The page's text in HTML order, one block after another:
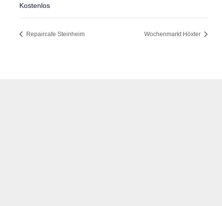
Kostenlos
Repaircafe Steinheim Wochenmarkt Höxter